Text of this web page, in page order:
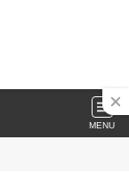
MENU